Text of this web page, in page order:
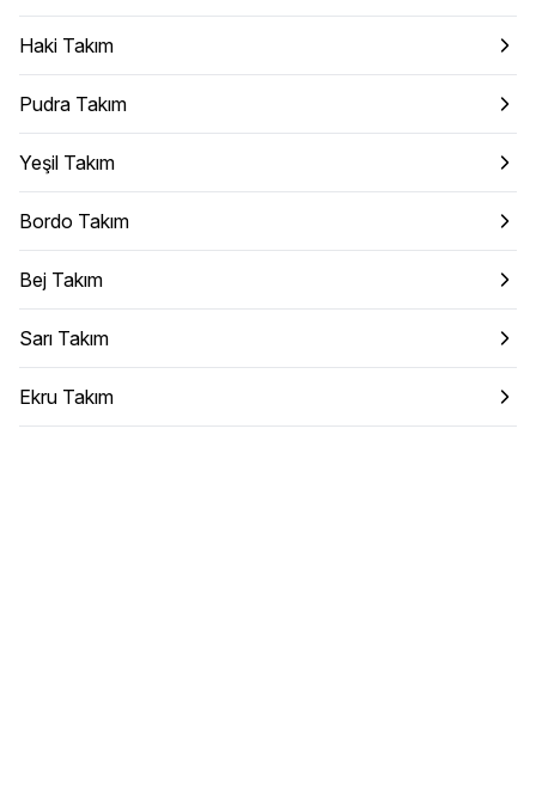
Haki Takım
Pudra Takım
Yeşil Takım
Bordo Takım
Bej Takım
Sarı Takım
Ekru Takım